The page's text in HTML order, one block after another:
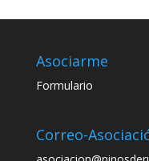
Asociarme
Formulario
Correo-